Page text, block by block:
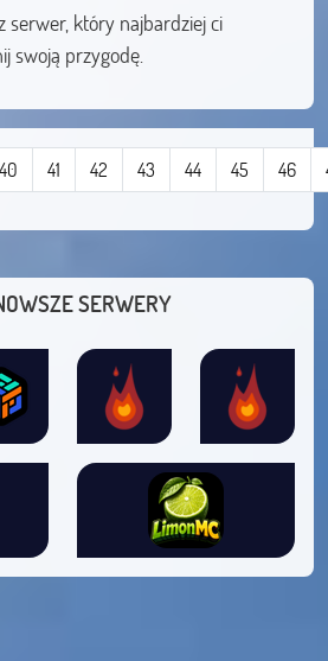
serwer, który najbardziej ci
swoją przygodę.
40 41 42 43 44 45 46
SERWERY